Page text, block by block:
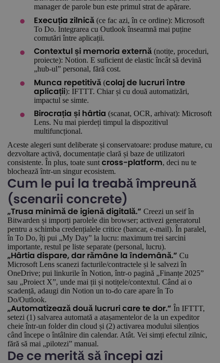
manager de parole bun este primul strat de apărare.
Execuția zilnică (ce fac azi, în ce ordine): Microsoft
To Do. Integrarea cu Outlook înseamnă mai puține
comutări între aplicații.
Contextul și memoria externă (notițe, proceduri,
proiecte): Notion. E suficient de elastic încât să devină
„hub-ul” personal, fără cost.
Munca repetitivă (colaj de lucruri între
aplicații): IFTTT. Chiar și cu două automatizări,
impactul se simte.
Birocrația și hârtia (scanat, OCR, arhivat): Microsoft
Lens. Nu mai pierdeți timpul la dispozitivul
multifuncțional.
Aceste alegeri sunt deliberate și conservatoare: produse mature, cu
dezvoltare activă, documentație clară și baze de utilizatori
consistente. În plus, toate sunt cross-platform, deci nu te
blochează într-un singur ecosistem.
Cum le pui la treabă împreună
(scenarii concrete)
„Trusa minimă de igienă digitală.” Creezi un seif în
Bitwarden și imporți parolele din browser; activezi generatorul
pentru a schimba credențialele critice (bancar, e-mail). În paralel,
în To Do, îți pui „My Day” la lucru: maximum trei sarcini
importante, restul pe liste separate (personal, lucru).
„Hârtia dispare, dar rămâne la îndemână.” Cu
Microsoft Lens scanezi facturile/contractele și le salvezi în
OneDrive; pui linkurile în Notion, într-o pagină „Finanțe 2025”
sau „Proiect X”, unde mai ții și notițele/contextul. Când ai o
scadență, adaugi din Notion un to-do care apare în To
Do/Outlook.
„Automatizează două lucruri care te dor.” În IFTTT,
setezi (1) salvarea automată a atașamentelor de la un expeditor
cheie într-un folder din cloud și (2) activarea modului silențios
când începe o întâlnire din calendar. Atât. Vei simți efectul zilnic,
fără să mai „pilotezi” manual.
De ce merită să începi azi